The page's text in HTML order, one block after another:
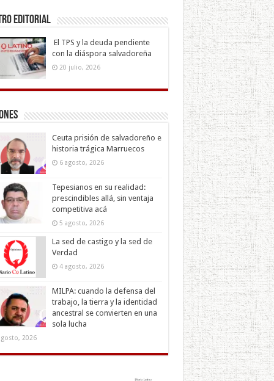
Editorial
El TPS y la deuda pendiente
con la diáspora salvadoreña
20 julio, 2026
Ceuta prisión de salvadoreño e
historia trágica Marruecos
6 agosto, 2026
Tepesianos en su realidad:
prescindibles allá, sin ventaja
competitiva acá
5 agosto, 2026
La sed de castigo y la sed de
Verdad
4 agosto, 2026
MILPA: cuando la defensa del
trabajo, la tierra y la identidad
ancestral se convierten en una
sola lucha
2026